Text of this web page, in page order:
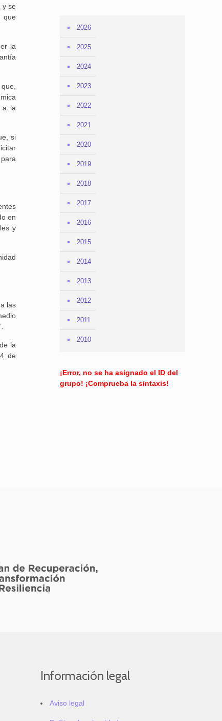
y se
que
la
a la
si
en
y
las
la
de
2026
2025
2024
2023
2022
2021
2020
2019
2018
2017
2016
2015
2014
2013
2012
2011
2010
¡Error, no se ha asignado el ID del
grupo! ¡Comprueba la sintaxis!
Información legal
Aviso legal